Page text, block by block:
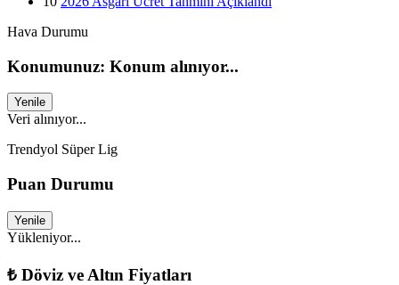
Hava Durumu
Konumunuz: Konum alınıyor...
Yenile
Veri alınıyor...
Trendyol Süper Lig
Puan Durumu
Yenile
Yükleniyor...
₺ Döviz ve Altın Fiyatları